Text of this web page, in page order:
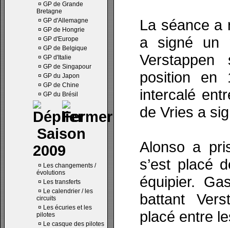
¤ GP de Grande
Bretagne
¤ GP d'Allemagne
¤ GP de Hongrie
¤ GP d'Europe
¤ GP de Belgique
¤ GP d'Italie
¤ GP de Singapour
¤ GP du Japon
¤ GP de Chine
¤ GP du Brésil
Saison
2009
¤ Les changements /
évolutions
¤ Les transferts
¤ Le calendrier / les
circuits
¤ Les écuries et les
pilotes
¤ Le casque des pilotes
La séance a
a signé un
position en
intercalé
de Vries a
Alonso a
s’est placé
équipier.
battant
placé entre